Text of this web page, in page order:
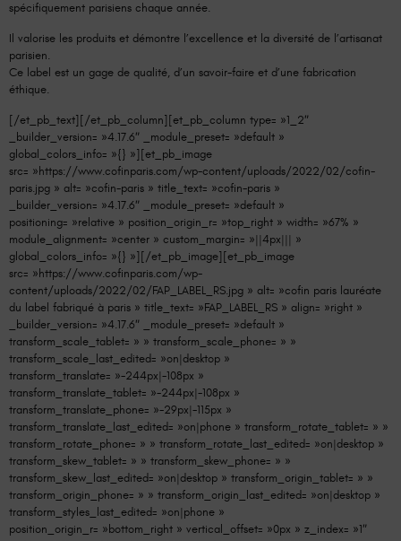
spécifiquement parisiens chaque année.
Il valorise les produits et démontre l’excellence et la diversité de l’artisanat
parisien.
Ce label est un gage de qualité, d’un savoir-faire et d’une fabrication
éthique.
[/et_pb_text][/et_pb_column][et_pb_column type= »1_2″
_builder_version= »4.17.6″ _module_preset= »default »
global_colors_info= »{} »][et_pb_image
src= »https://www.cofinparis.com/wp-content/uploads/2022/02/cofin-
paris.jpg » alt= »cofin-paris » title_text= »cofin-paris »
_builder_version= »4.17.6″ _module_preset= »default »
positioning= »relative » position_origin_r= »top_right » width= »67% »
module_alignment= »center » custom_margin= »||4px||| »
global_colors_info= »{} »][/et_pb_image][et_pb_image
src= »https://www.cofinparis.com/wp-
content/uploads/2022/02/FAP_LABEL_RS.jpg » alt= »cofin paris lauréate
du label fabriqué à paris » title_text= »FAP_LABEL_RS » align= »right »
_builder_version= »4.17.6″ _module_preset= »default »
transform_scale_tablet= » » transform_scale_phone= » »
transform_scale_last_edited= »on|desktop »
transform_translate= »-244px|-108px »
transform_translate_tablet= »-244px|-108px »
transform_translate_phone= »-29px|-115px »
transform_translate_last_edited= »on|phone » transform_rotate_tablet= » »
transform_rotate_phone= » » transform_rotate_last_edited= »on|desktop »
transform_skew_tablet= » » transform_skew_phone= » »
transform_skew_last_edited= »on|desktop » transform_origin_tablet= » »
transform_origin_phone= » » transform_origin_last_edited= »on|desktop »
transform_styles_last_edited= »on|phone »
position_origin_r= »bottom_right » vertical_offset= »0px » z_index= »1″